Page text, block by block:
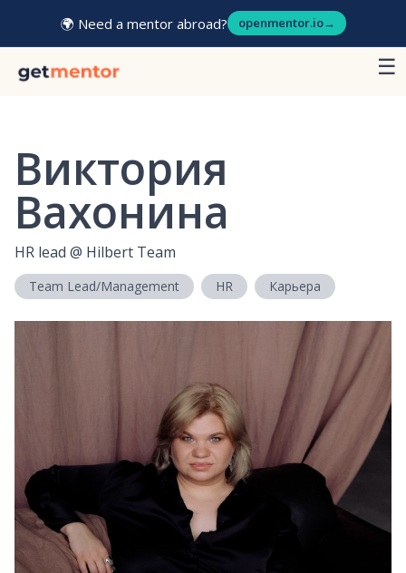
🌍 Need a mentor abroad? openmentor.io→
☰
Виктория
Вахонина
HR lead @ Hilbert Team
Team Lead/Management HR Карьера